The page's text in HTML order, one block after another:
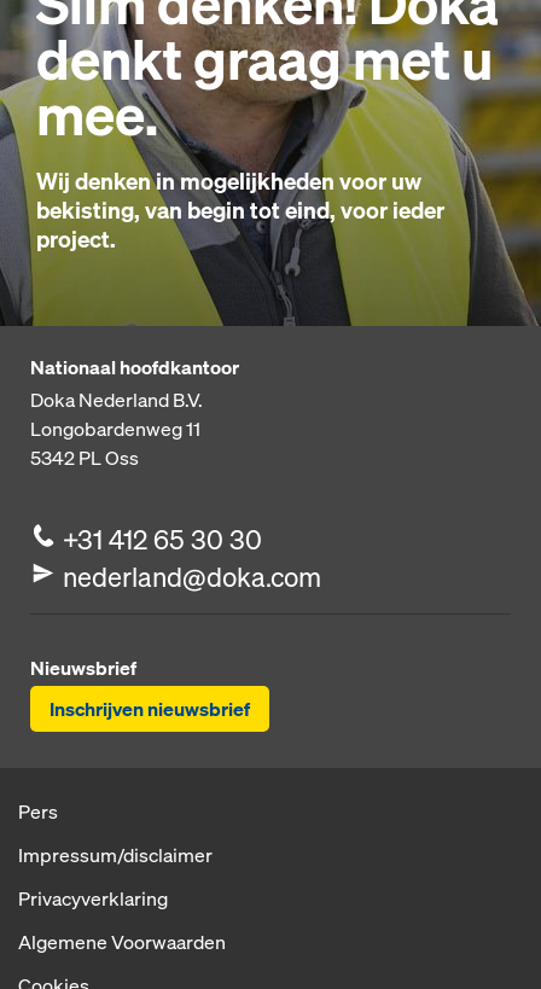
denkt graag met u
mee.
Wij denken in mogelijkheden voor uw
bekisting, van begin tot eind, voor ieder
project.
Nationaal hoofdkantoor
Doka Nederland B.V.
Longobardenweg 11
5342 PLOss
+31 412 65 30 30
nederland@doka.com
Nieuwsbrief
Inschrijven nieuwsbrief
Pers
Impressum/disclaimer
Privacyverklaring
Algemene Voorwaarden